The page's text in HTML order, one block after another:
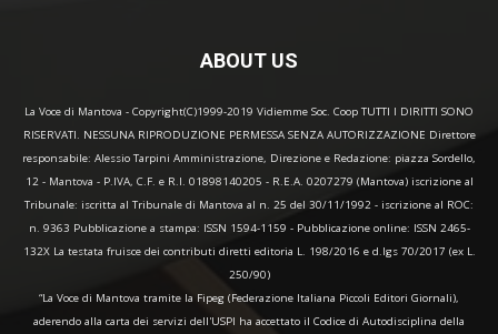
ABOUT US
La Voce di Mantova - Copyright(C)1999-2019 Vidiemme Soc. Coop TUTTI I DIRITTI SONO
RISERVATI. NESSUNA RIPRODUZIONE PERMESSA SENZA AUTORIZZAZIONE Direttore
responsabile: Alessio Tarpini Amministrazione, Direzione e Redazione: piazza Sordello,
12 - Mantova - P.IVA, C.F. e R.I. 01898140205 - R.E.A. 0207279 (Mantova) iscrizione al
Tribunale: iscritta al Tribunale di Mantova al n. 25 del 30/11/1992 - iscrizione al ROC:
n. 9363 Pubblicazione a stampa: ISSN 1594-1159 - Pubblicazione online: ISSN 2465-
132X La testata fruisce dei contributi diretti editoria L. 198/2016 e d.lgs 70/2017 (ex L.
250/90)
“La Voce di Mantova tramite la Fipeg (Federazione Italiana Piccoli Editori Giornali),
aderendo alla carta dei servizi dell'USPI ha accettato il Codice di Autodisciplina della